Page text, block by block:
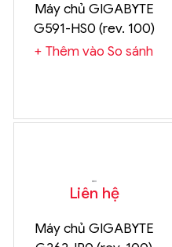
Máy chủ GIGABYTE
G591-HS0 (rev. 100)
Chính Hãng
Thêm vào So sánh
Liên hệ
Máy chủ GIGABYTE